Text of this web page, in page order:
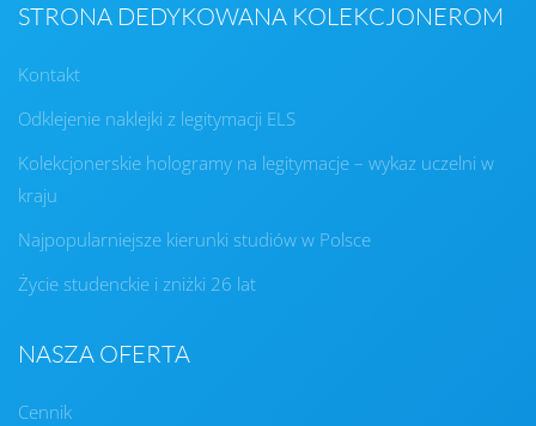
STRONA DEDYKOWANA KOLEKCJONEROM
Kontakt
Odklejenie naklejki z legitymacji ELS
Kolekcjonerskie hologramy na legitymacje – wykaz uczelni w
kraju
Najpopularniejsze kierunki studiów w Polsce
Życie studenckie i zniżki 26 lat
NASZA OFERTA
Cennik